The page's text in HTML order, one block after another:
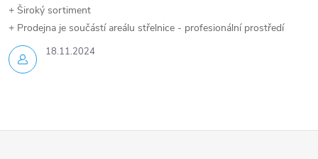
18.11.2024
+ Široký sortiment
+ Prodejna je součástí areálu střelnice - profesionální prostředí